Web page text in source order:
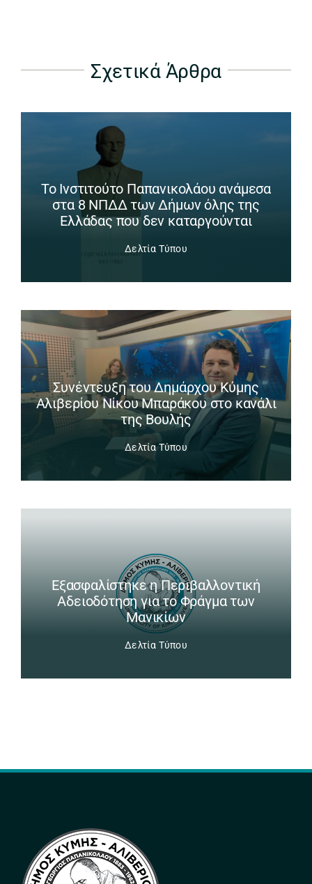
Σχετικά Άρθρα
Το Ινστιτούτο Παπανικολάου ανάμεσα
στα 8 ΝΠΔΔ των Δήμων όλης της
Ελλάδας που δεν καταργούνται
Δελτία Τύπου
Συνέντευξη του Δημάρχου Κύμης
Αλιβερίου Νίκου Μπαράκου στο κανάλι
της Βουλής
Δελτία Τύπου
Εξασφαλίστηκε η Περιβαλλοντική
Αδειοδότηση για το Φράγμα των
Μανικίων
Δελτία Τύπου